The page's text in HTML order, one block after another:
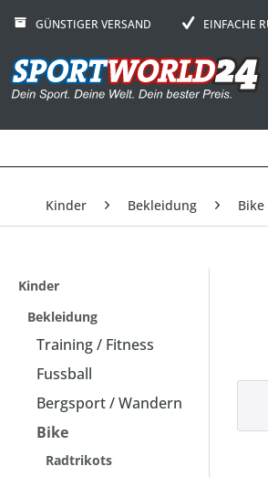
GÜNSTIGER VERSAND EINFACHE
Kinder Bekleidung Bike
Kinder
Bekleidung
Training / Fitness
Fussball
Bergsport / Wandern
Bike
Radtrikots